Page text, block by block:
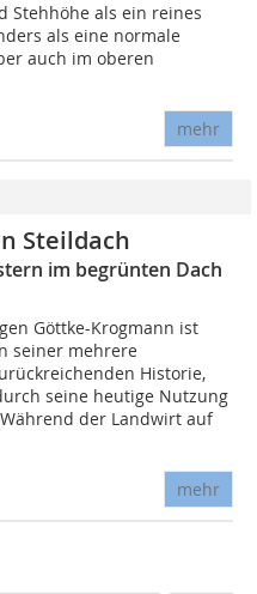
Stehhöhe als ein reines
als eine normale
auch im oberen
mehr
Steildach
im begrünten Dach
Göttke-Krogmann ist
seiner mehrere
Historie,
seine heutige Nutzung
der Landwirt auf
mehr